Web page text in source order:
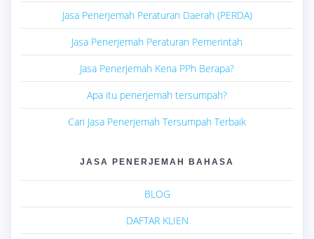
Jasa Penerjemah Peraturan Daerah (PERDA)
Jasa Penerjemah Peraturan Pemerintah
Jasa Penerjemah Kena PPh Berapa?
Apa itu penerjemah tersumpah?
Cari Jasa Penerjemah Tersumpah Terbaik
JASA PENERJEMAH BAHASA
BLOG
DAFTAR KLIEN